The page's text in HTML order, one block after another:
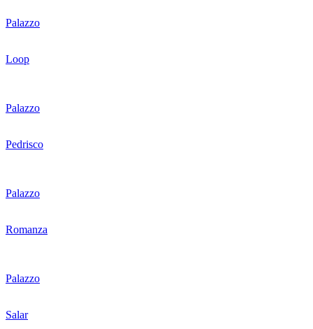
Palazzo
Loop
Palazzo
Pedrisco
Palazzo
Romanza
Palazzo
Salar